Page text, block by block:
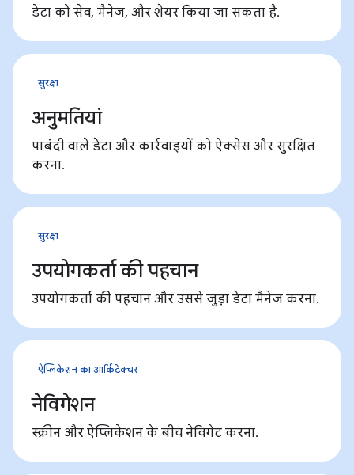
डेटा को सेव, मैनेज, और शेयर किया जा सकता है.
सुरक्षा
अनुमतियां
पाबंदी वाले डेटा और कार्रवाइयों को ऐक्सेस और सुरक्षित
करना.
सुरक्षा
उपयोगकर्ता की पहचान
उपयोगकर्ता की पहचान और उससे जुड़ा डेटा मैनेज करना.
ऐप्लिकेशन का आर्किटेक्चर
नेविगेशन
स्क्रीन और ऐप्लिकेशन के बीच नेविगेट करना.